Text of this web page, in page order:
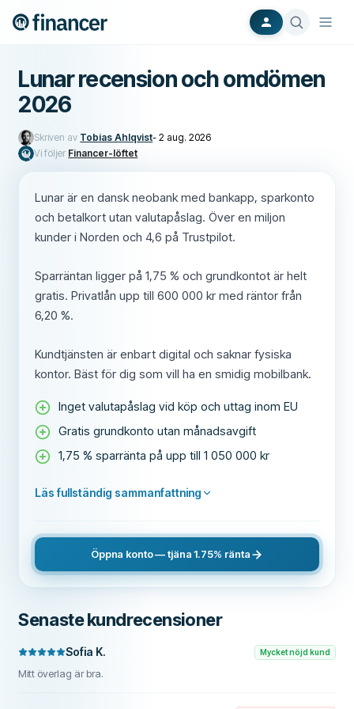
Lunar recension och omdömen
2026
Skriven av Tobias Ahlqvist-2 aug. 2026
Vi följer Financer-löftet
Lunar är en dansk neobank med bankapp, sparkonto
och betalkort utan valutapåslag. Över en miljon
kunder i Norden och 4,6 på Trustpilot.
Sparräntan ligger på 1,75 % och grundkontot är helt
gratis. Privatlån upp till 600 000 kr med räntor från
6,20 %.
Kundtjänsten är enbart digital och saknar fysiska
kontor. Bäst för dig som vill ha en smidig mobilbank.
Inget valutapåslag vid köp och uttag inom EU
Gratis grundkonto utan månadsavgift
1,75 % sparränta på upp till 1 050 000 kr
Läs fullständig sammanfattning
Öppna konto — tjäna 1.75% ränta
Senaste kundrecensioner
Sofia K. Mycket nöjd kund
Mitt överlag är bra.